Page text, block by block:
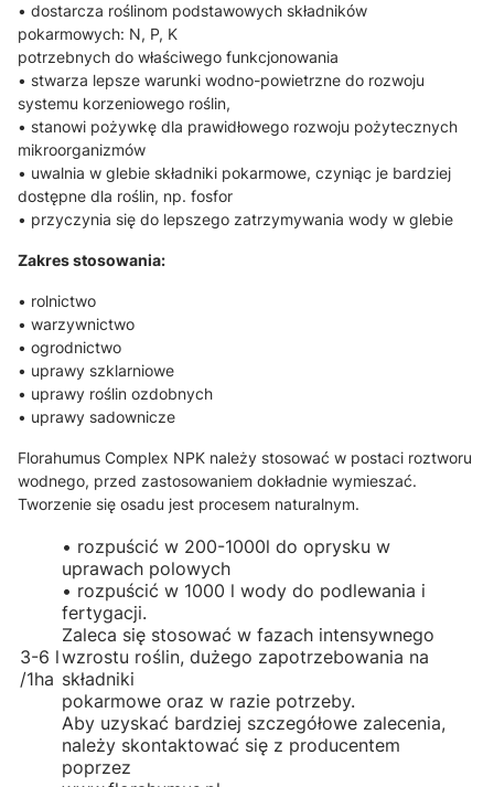
• dostarcza roślinom podstawowych składników
pokarmowych: N, P, K
potrzebnych do właściwego funkcjonowania
• stwarza lepsze warunki wodno-powietrzne do rozwoju
systemu korzeniowego roślin,
• stanowi pożywkę dla prawidłowego rozwoju pożytecznych
mikroorganizmów
• uwalnia w glebie składniki pokarmowe, czyniąc je bardziej
dostępne dla roślin, np. fosfor
• przyczynia się do lepszego zatrzymywania wody w glebie
Zakres stosowania:
• rolnictwo
• warzywnictwo
• ogrodnictwo
• uprawy szklarniowe
• uprawy roślin ozdobnych
• uprawy sadownicze
Florahumus Complex NPK należy stosować w postaci roztworu
wodnego, przed zastosowaniem dokładnie wymieszać.
Tworzenie się osadu jest procesem naturalnym.
3-6 l
/1ha
• rozpuścić w 200-1000l do oprysku w
uprawach polowych
• rozpuścić w 1000 l wody do podlewania i
fertygacji.
Zaleca się stosować w fazach intensywnego
wzrostu roślin, dużego zapotrzebowania na
składniki
pokarmowe oraz w razie potrzeby.
Aby uzyskać bardziej szczegółowe zalecenia,
należy skontaktować się z producentem
poprzez